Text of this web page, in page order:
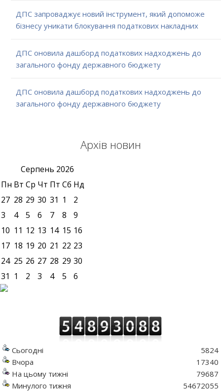
ДПС запроваджує новий інструмент, який допоможе
бізнесу уникати блокування податкових накладних
ДПС оновила дашборд податкових надходжень до
загального фонду державного бюджету
ДПС оновила дашборд податкових надходжень до
загального фонду державного бюджету
Архів новин
Серпень 2026
Пн Вт Ср Чт Пт Сб Нд
27 28 29 30 31 1
2
3
4 5 6 7 8
9
10 11 12 13 14 15 16
17 18 19 20 21 22 23
24 25 26 27 28 29 30
31 1 2 3 4 5 6
Сьогодні
Вчора
На цьому тижні
Минулого тижня
5824
17340
79687
54672055